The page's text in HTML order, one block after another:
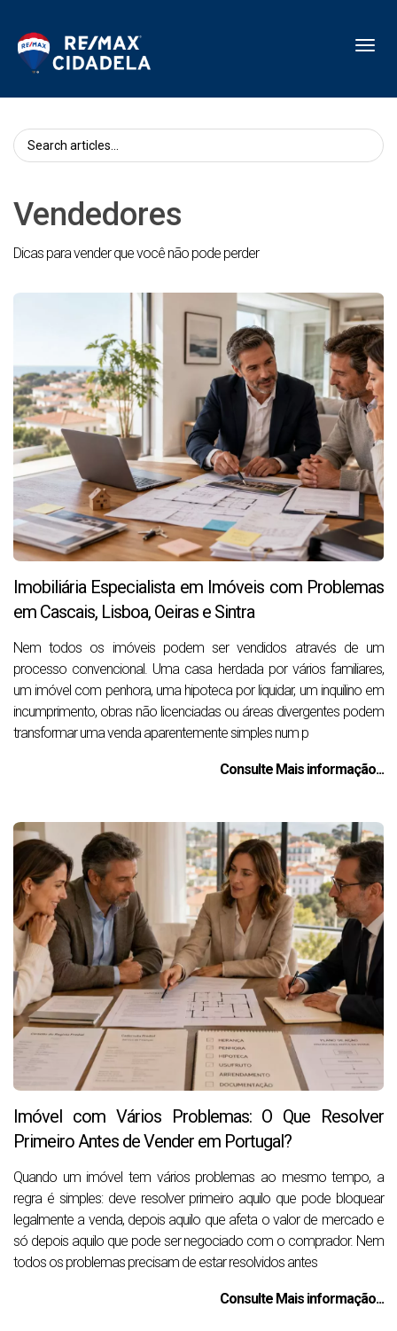
Vendedores
Dicas para vender que você não pode perder
Imobiliária Especialista em Imóveis com Problemas
em Cascais, Lisboa, Oeiras e Sintra
Nem todos os imóveis podem ser vendidos através de um
processo convencional. Uma casa herdada por vários familiares,
um imóvel com penhora, uma hipoteca por liquidar, um inquilino em
incumprimento, obras não licenciadas ou áreas divergentes podem
transformar uma venda aparentemente simples num p
Consulte Mais informação...
Imóvel com Vários Problemas: O Que Resolver
Primeiro Antes de Vender em Portugal?
Quando um imóvel tem vários problemas ao mesmo tempo, a
regra é simples: deve resolver primeiro aquilo que pode bloquear
legalmente a venda, depois aquilo que afeta o valor de mercado e
só depois aquilo que pode ser negociado com o comprador. Nem
todos os problemas precisam de estar resolvidos antes
Consulte Mais informação...